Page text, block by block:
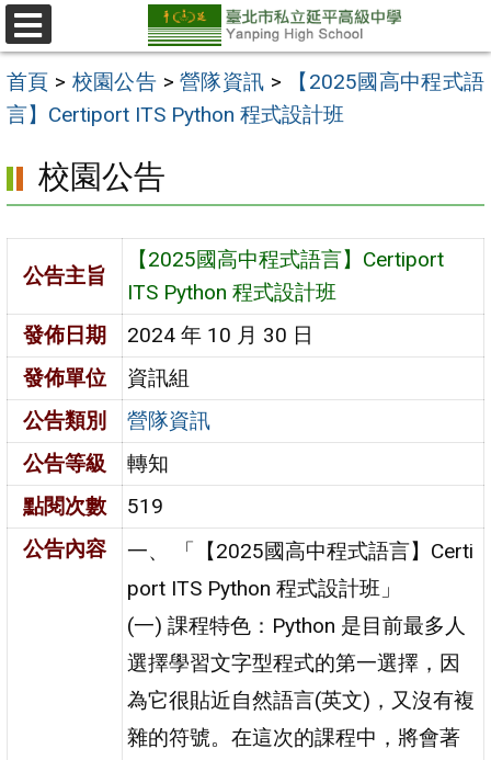
跳
至
主
要
區
選
單
首頁 > 校園公告 > 營隊資訊 >
【2025國高中程式語
言】Certiport ITS Python 程式設計班
校園公告
公告主旨
【2025國高中程式語言】Certiport
ITS Python 程式設計班
發佈日期
2024 年 10 月 30 日
發佈單位
資訊組
公告類別
營隊資訊
公告等級
轉知
點閱次數
519
公告內容
一、 「【2025國高中程式語言】Certi
port ITS Python 程式設計班」
(一) 課程特色：Python 是目前最多人
選擇學習文字型程式的第一選擇，因
為它很貼近自然語言(英文)，又沒有複
雜的符號。在這次的課程中，將會著